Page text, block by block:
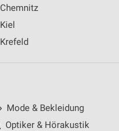
Chemnitz
Kiel
Krefeld
Mode & Bekleidung
Optiker & Hörakustik